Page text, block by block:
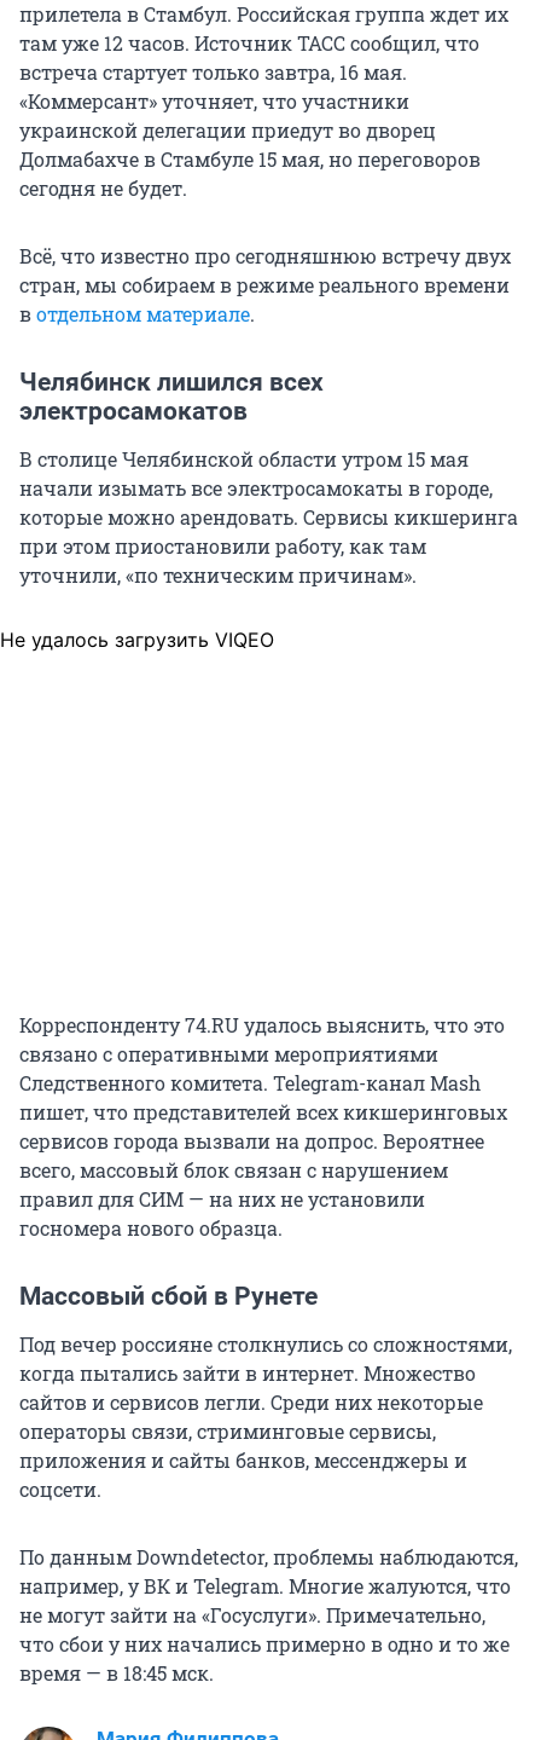
прилетела в Стамбул. Российская группа ждет их
там уже 12 часов. Источник ТАСС сообщил, что
встреча стартует только завтра, 16 мая.
«Коммерсант» уточняет, что участники
украинской делегации приедут во дворец
Долмабахче в Стамбуле 15 мая, но переговоров
сегодня не будет.
Всё, что известно про сегодняшнюю встречу двух
стран, мы собираем в режиме реального времени
вотдельном материале.
Челябинск лишился всех
электросамокатов
В столице Челябинской области утром 15 мая
начали изымать все электросамокаты в городе,
которые можно арендовать. Сервисы кикшеринга
при этом приостановили работу, как там
уточнили, «по техническим причинам».
Не удалось загрузить VIQEO
Корреспонденту 74.RU удалось выяснить, что это
связано с оперативными мероприятиями
Следственного комитета. Telegram-канал Mash
пишет, что представителей всех кикшеринговых
сервисов города вызвали на допрос. Вероятнее
всего, массовый блок связан с нарушением
правил для СИМ — на них не установили
госномера нового образца.
Массовый сбой в Рунете
Под вечер россияне столкнулись со сложностями,
когда пытались зайти в интернет. Множество
сайтов и сервисов легли. Среди них некоторые
операторы связи, стриминговые сервисы,
приложения и сайты банков, мессенджеры и
соцсети.
По данным Downdetector, проблемы наблюдаются,
например, у ВК и Telegram. Многие жалуются, что
не могут зайти на «Госуслуги». Примечательно,
что сбои у них начались примерно в одно и то же
время — в 18:45 мск.